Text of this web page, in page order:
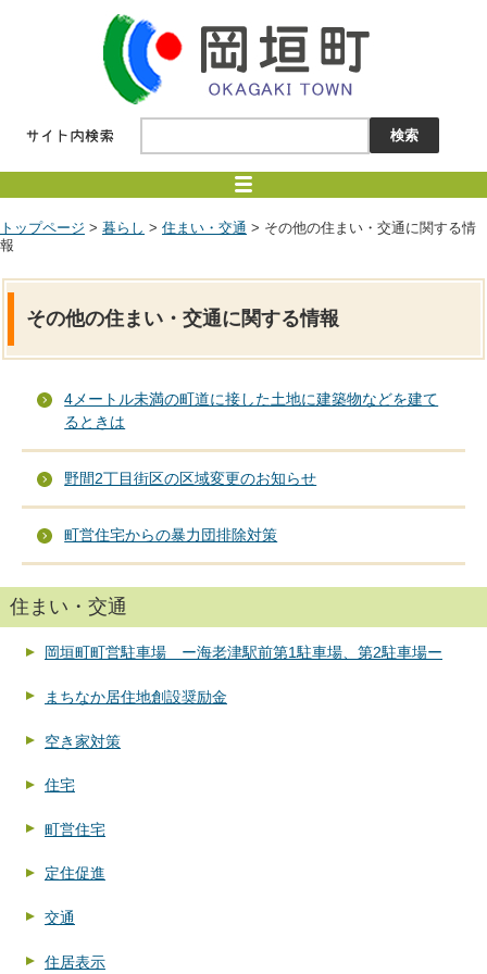
トップページ > 暮らし > 住まい・交通 > その他の住まい・交通に関する情
報
その他の住まい・交通に関する情報
4メートル未満の町道に接した土地に建築物などを建て
るときは
野間2丁目街区の区域変更のお知らせ
町営住宅からの暴力団排除対策
住まい・交通
岡垣町町営駐車場 ー海老津駅前第1駐車場、第2駐車場ー
まちなか居住地創設奨励金
空き家対策
住宅
町営住宅
定住促進
交通
住居表示